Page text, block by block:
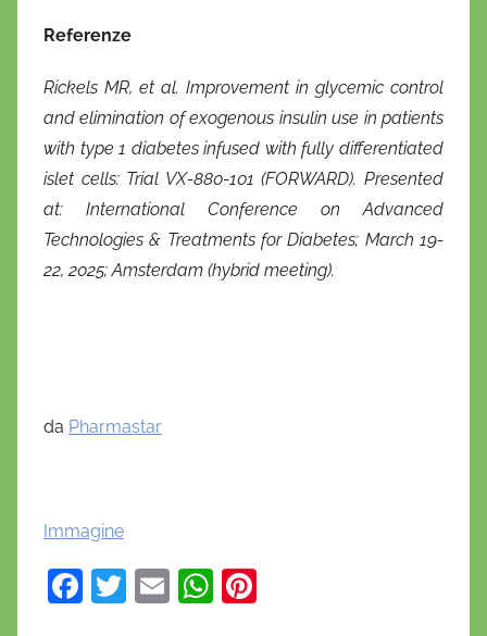
Referenze
Rickels MR, et al. Improvement in glycemic control
and elimination of exogenous insulin use in patients
with type 1 diabetes infused with fully differentiated
islet cells: Trial VX-880-101 (FORWARD). Presented
at: International Conference on Advanced
Technologies & Treatments for Diabetes; March 19-
22, 2025; Amsterdam (hybrid meeting).
da Pharmastar
Immagine
F
T
E
W